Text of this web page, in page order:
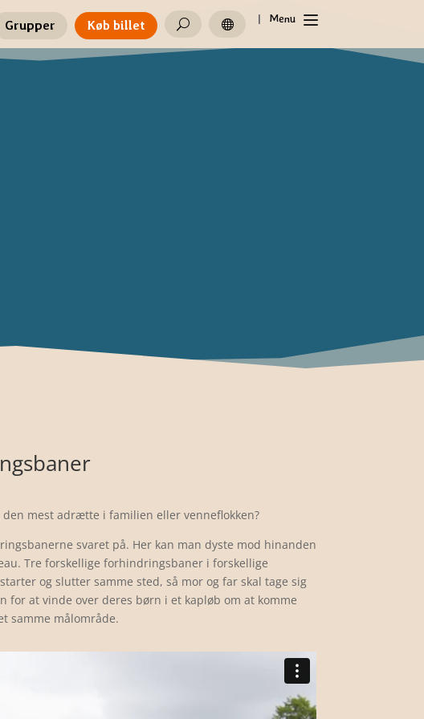
Grupper Køb billet U  | Menu
den mest adrætte i familien eller venneflokken?
svaret på. Her kan man dyste mod hinanden
Tre forskellige forhindringsbaner i forskellige
og slutter samme sted, så mor og far skal tage sig
for at vinde over deres børn i et kapløb om at komme
samme målområde.